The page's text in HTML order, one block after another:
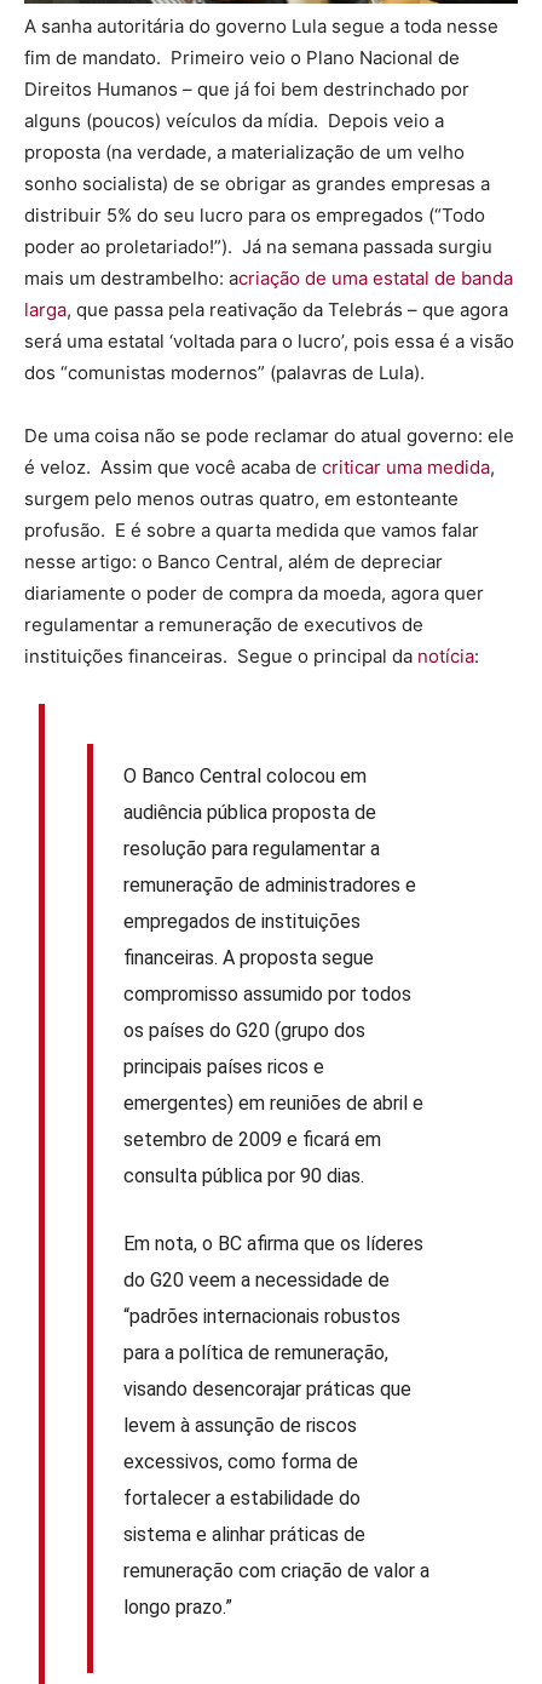
A sanha autoritária do governo Lula segue a toda nesse
fim de mandato. Primeiro veio o Plano Nacional de
Direitos Humanos – que já foi bem destrinchado por
alguns (poucos) veículos da mídia. Depois veio a
proposta (na verdade, a materialização de um velho
sonho socialista) de se obrigar as grandes empresas a
distribuir 5% do seu lucro para os empregados (“Todo
poder ao proletariado!”). Já na semana passada surgiu
mais um destrambelho: acriação de uma estatal de banda
larga, que passa pela reativação da Telebrás – que agora
será uma estatal ‘voltada para o lucro’, pois essa é a visão
dos “comunistas modernos” (palavras de Lula).
De uma coisa não se pode reclamar do atual governo: ele
é veloz. Assim que você acaba de criticar uma medida,
surgem pelo menos outras quatro, em estonteante
profusão. E é sobre a quarta medida que vamos falar
nesse artigo: o Banco Central, além de depreciar
diariamente o poder de compra da moeda, agora quer
regulamentar a remuneração de executivos de
instituições financeiras. Segue o principal da notícia:
O Banco Central colocou em
audiência pública proposta de
resolução para regulamentar a
remuneração de administradores e
empregados de instituições
financeiras. A proposta segue
compromisso assumido por todos
os países do G20 (grupo dos
principais países ricos e
emergentes) em reuniões de abril e
setembro de 2009 e ficará em
consulta pública por 90 dias.
Em nota, o BC afirma que os líderes
do G20 veem a necessidade de
“padrões internacionais robustos
para a política de remuneração,
visando desencorajarpráticas que
levem à assunção de riscos
excessivos, como forma de
fortalecer a estabilidade do
sistema e alinhar práticas de
remuneração com criação de valor a
longo prazo.”